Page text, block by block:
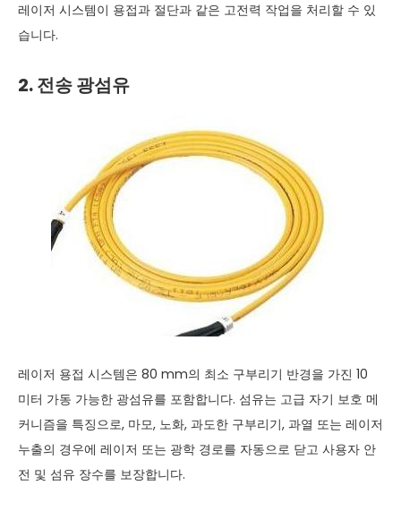
레이저 시스템이 용접과 절단과 같은 고전력 작업을 처리할 수 있
습니다.
2. 전송 광섬유
레이저 용접 시스템은 80 mm의 최소 구부리기 반경을 가진 10
미터 가동 가능한 광섬유를 포함합니다. 섬유는 고급 자기 보호 메
커니즘을 특징으로, 마모, 노화, 과도한 구부리기, 과열 또는 레이저
누출의 경우에 레이저 또는 광학 경로를 자동으로 닫고 사용자 안
전 및 섬유 장수를 보장합니다.